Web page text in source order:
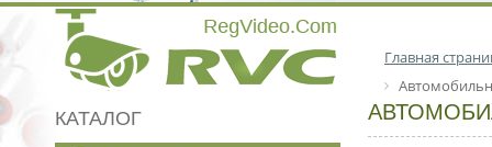
Главная
КАТАЛОГ